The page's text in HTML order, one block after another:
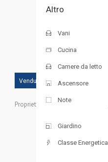
Venduto
Proprietà ID:
Altro
Vani
Cucina
Camere da letto
Ascensore
Note
Giardino
Classe Energetica